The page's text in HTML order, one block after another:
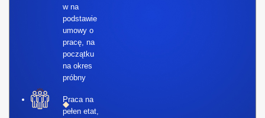
w na
podstawie
umowy o
pracę, na
początku
na okres
próbny
Praca na
pełen etat,